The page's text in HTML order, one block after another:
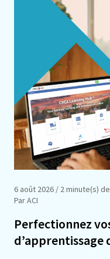
6 août 2026 / 2 minute(s)
Par ACI
Perfectionnez
d’apprentissage